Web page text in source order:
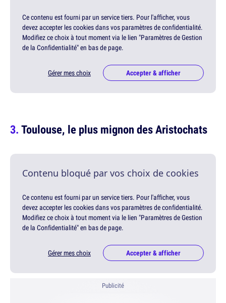
Ce contenu est fourni par un service tiers. Pour l'afficher, vous
devez accepter les cookies dans vos paramètres de confidentialité.
Modifiez ce choix à tout moment via le lien "Paramètres de Gestion
de la Confidentialité" en bas de page.
Gérer mes choix Accepter & afficher
Toulouse, le plus mignon des Aristochats
Contenu bloqué par vos choix de cookies
Ce contenu est fourni par un service tiers. Pour l'afficher, vous
devez accepter les cookies dans vos paramètres de confidentialité.
Modifiez ce choix à tout moment via le lien "Paramètres de Gestion
de la Confidentialité" en bas de page.
Gérer mes choix Accepter & afficher
Publicité